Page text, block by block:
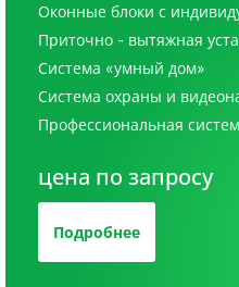
Оконные блоки с
Приточно - вытяжная
Система «умный дом»
Система охраны и
Профессиональная
цена по запросу
Подробнее